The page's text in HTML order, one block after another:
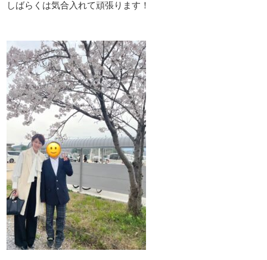
しばらくは気合入れて頑張ります！